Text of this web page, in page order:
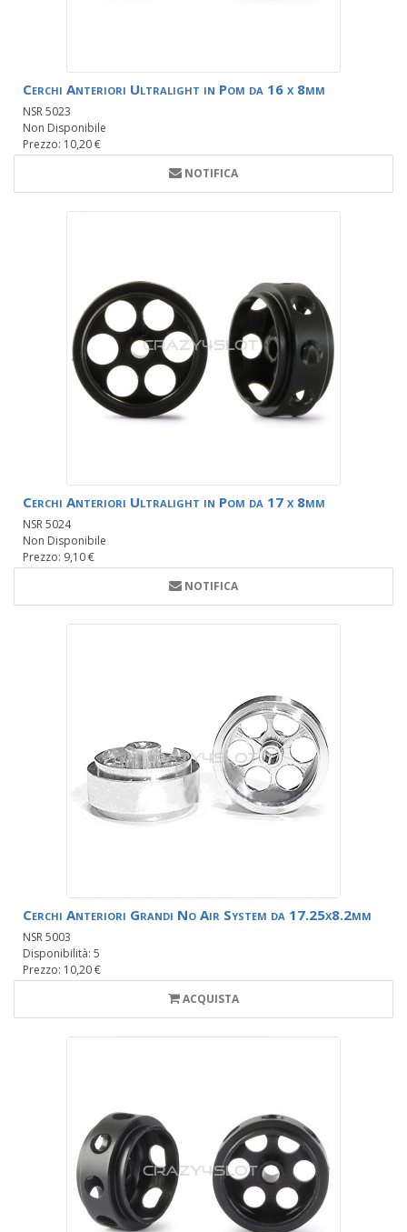
Cerchi Anteriori Ultralight in Pom da 16 x 8mm
NSR 5023
Non Disponibile
Prezzo: 10,20 €
NOTIFICA
Cerchi Anteriori Ultralight in Pom da 17 x 8mm
NSR 5024
Non Disponibile
Prezzo: 9,10 €
NOTIFICA
Cerchi Anteriori Grandi No Air System da 17.25x8.2mm
NSR 5003
Disponibilità: 5
Prezzo: 10,20 €
ACQUISTA